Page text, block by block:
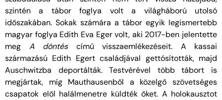
szintén a tábor foglya volt a világháború utolsó
időszakában. Sokak számára a tábor egyik legismertebb
magyar foglya Edith Eva Eger volt, aki 2017-ben jelentette
meg A döntés című visszaemlékezéseit. A kassai
származású Edith Egert családjával gettósították, majd
Auschwitzba deportálták. Testvérével több tábort is
megjártak, míg Mauthausenből a közelgő szövetséges
csapatok elől halálmenetre küldték őket. A holokausztot